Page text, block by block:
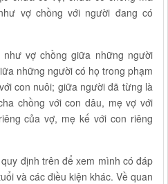
vợ chồng với người đang có
vợ chồng giữa những người
những người có họ trong phạm
con nuôi; giữa người đã từng là
chồng với con dâu, mẹ vợ với
của vợ, mẹ kế với con riêng
định trên để xem mình có đáp
và các điều kiện khác. Về quan